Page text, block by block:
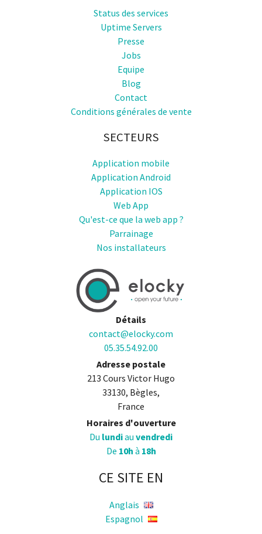
Status des services
Uptime Servers
Presse
Jobs
Equipe
Blog
Contact
Conditions générales de vente
SECTEURS
Application mobile
Application Android
Application IOS
Web App
Qu'est-ce que la web app ?
Parrainage
Nos installateurs
Détails
contact@elocky.com
05.35.54.92.00
Adresse postale
213 Cours Victor Hugo
33130, Bègles,
France
Horaires d'ouverture
Du lundiau vendredi
De 10h à 18h
CE SITE EN
Anglais
Espagnol